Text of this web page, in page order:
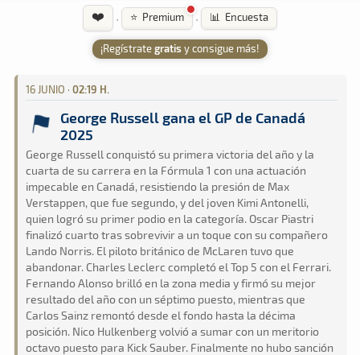
ARCHIVO
❤️ · ⭐ Premium · 📊 Encuesta
¡Regístrategratis y consigue más!
16 JUNIO · 02:19 H.
George Russell gana el GP de Canadá
2025
George Russell conquistó su primera victoria del año y la
cuarta de su carrera en la Fórmula 1 con una actuación
impecable en Canadá, resistiendo la presión de Max
Verstappen, que fue segundo, y del joven Kimi Antonelli,
quien logró su primer podio en la categoría. Oscar Piastri
finalizó cuarto tras sobrevivir a un toque con su compañero
Lando Norris. El piloto británico de McLaren tuvo que
abandonar. Charles Leclerc completó el Top 5 con el Ferrari.
Fernando Alonso brilló en la zona media y firmó su mejor
resultado del año con un séptimo puesto, mientras que
Carlos Sainz remontó desde el fondo hasta la décima
posición. Nico Hulkenberg volvió a sumar con un meritorio
octavo puesto para Kick Sauber. Finalmente no hubo sanción